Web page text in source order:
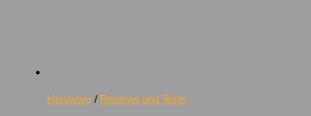
Hardware / Reviews und Tests